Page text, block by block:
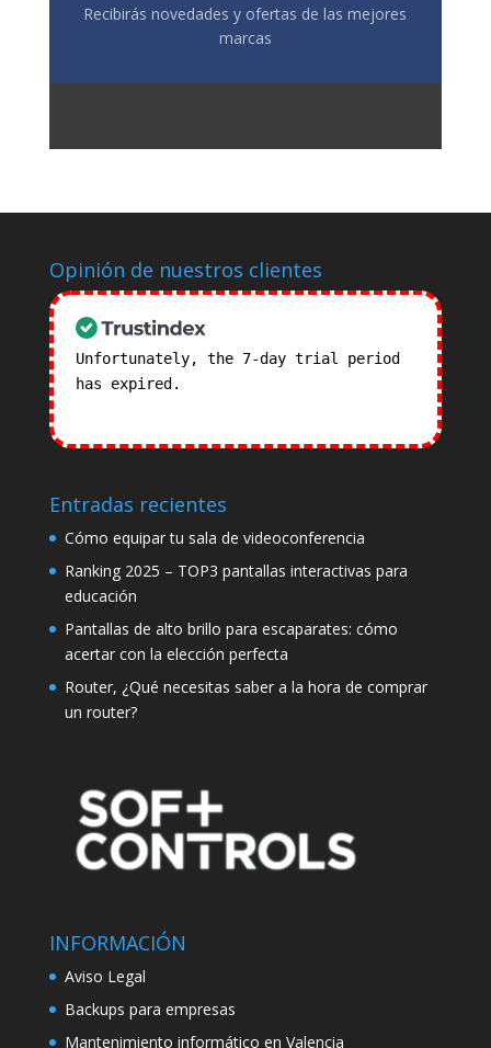
Recibirás novedades y ofertas de las mejores
marcas
Opinión de nuestros clientes
Unfortunately, the 7-day trial period
has expired.
Entradas recientes
Cómo equipar tu sala de videoconferencia
Ranking 2025 – TOP3 pantallas interactivas para
educación
Pantallas de alto brillo para escaparates: cómo
acertar con la elección perfecta
Router, ¿Qué necesitas saber a la hora de comprar
un router?
INFORMACIÓN
Aviso Legal
Backups para empresas
Mantenimiento informático en Valencia